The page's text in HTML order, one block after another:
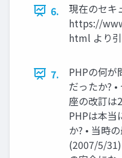
6.
現在のセキ
https://
html より
7.
PHPの何が
だったか?
座の改訂は
PHPは本当
か? • 当時
(2007/5/